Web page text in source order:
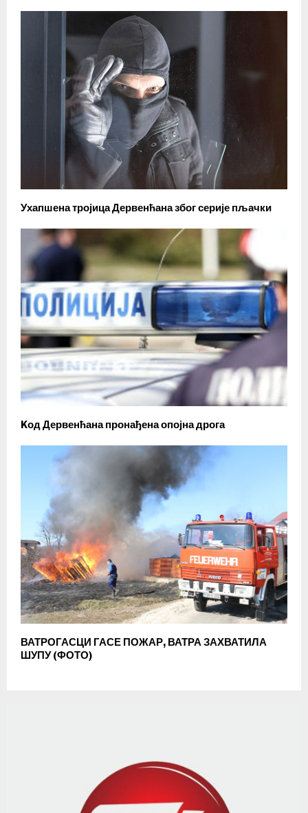
Ухапшена тројица Дервенћана због серије пљачки
Kод Дервенћана пронађена опојна дрога
ВАТРОГАСЦИ ГАСЕ ПОЖАР, ВАТРА ЗАХВАТИЛА
ШУПУ (ФОТО)